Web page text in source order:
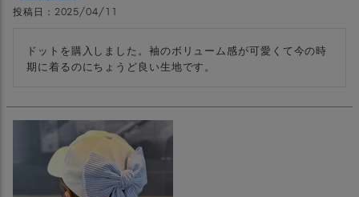
投稿日 2025/04/11
ドットを購入しました。袖のボリューム感が可愛くて今の時
期に着るのにちょうど良い生地です。